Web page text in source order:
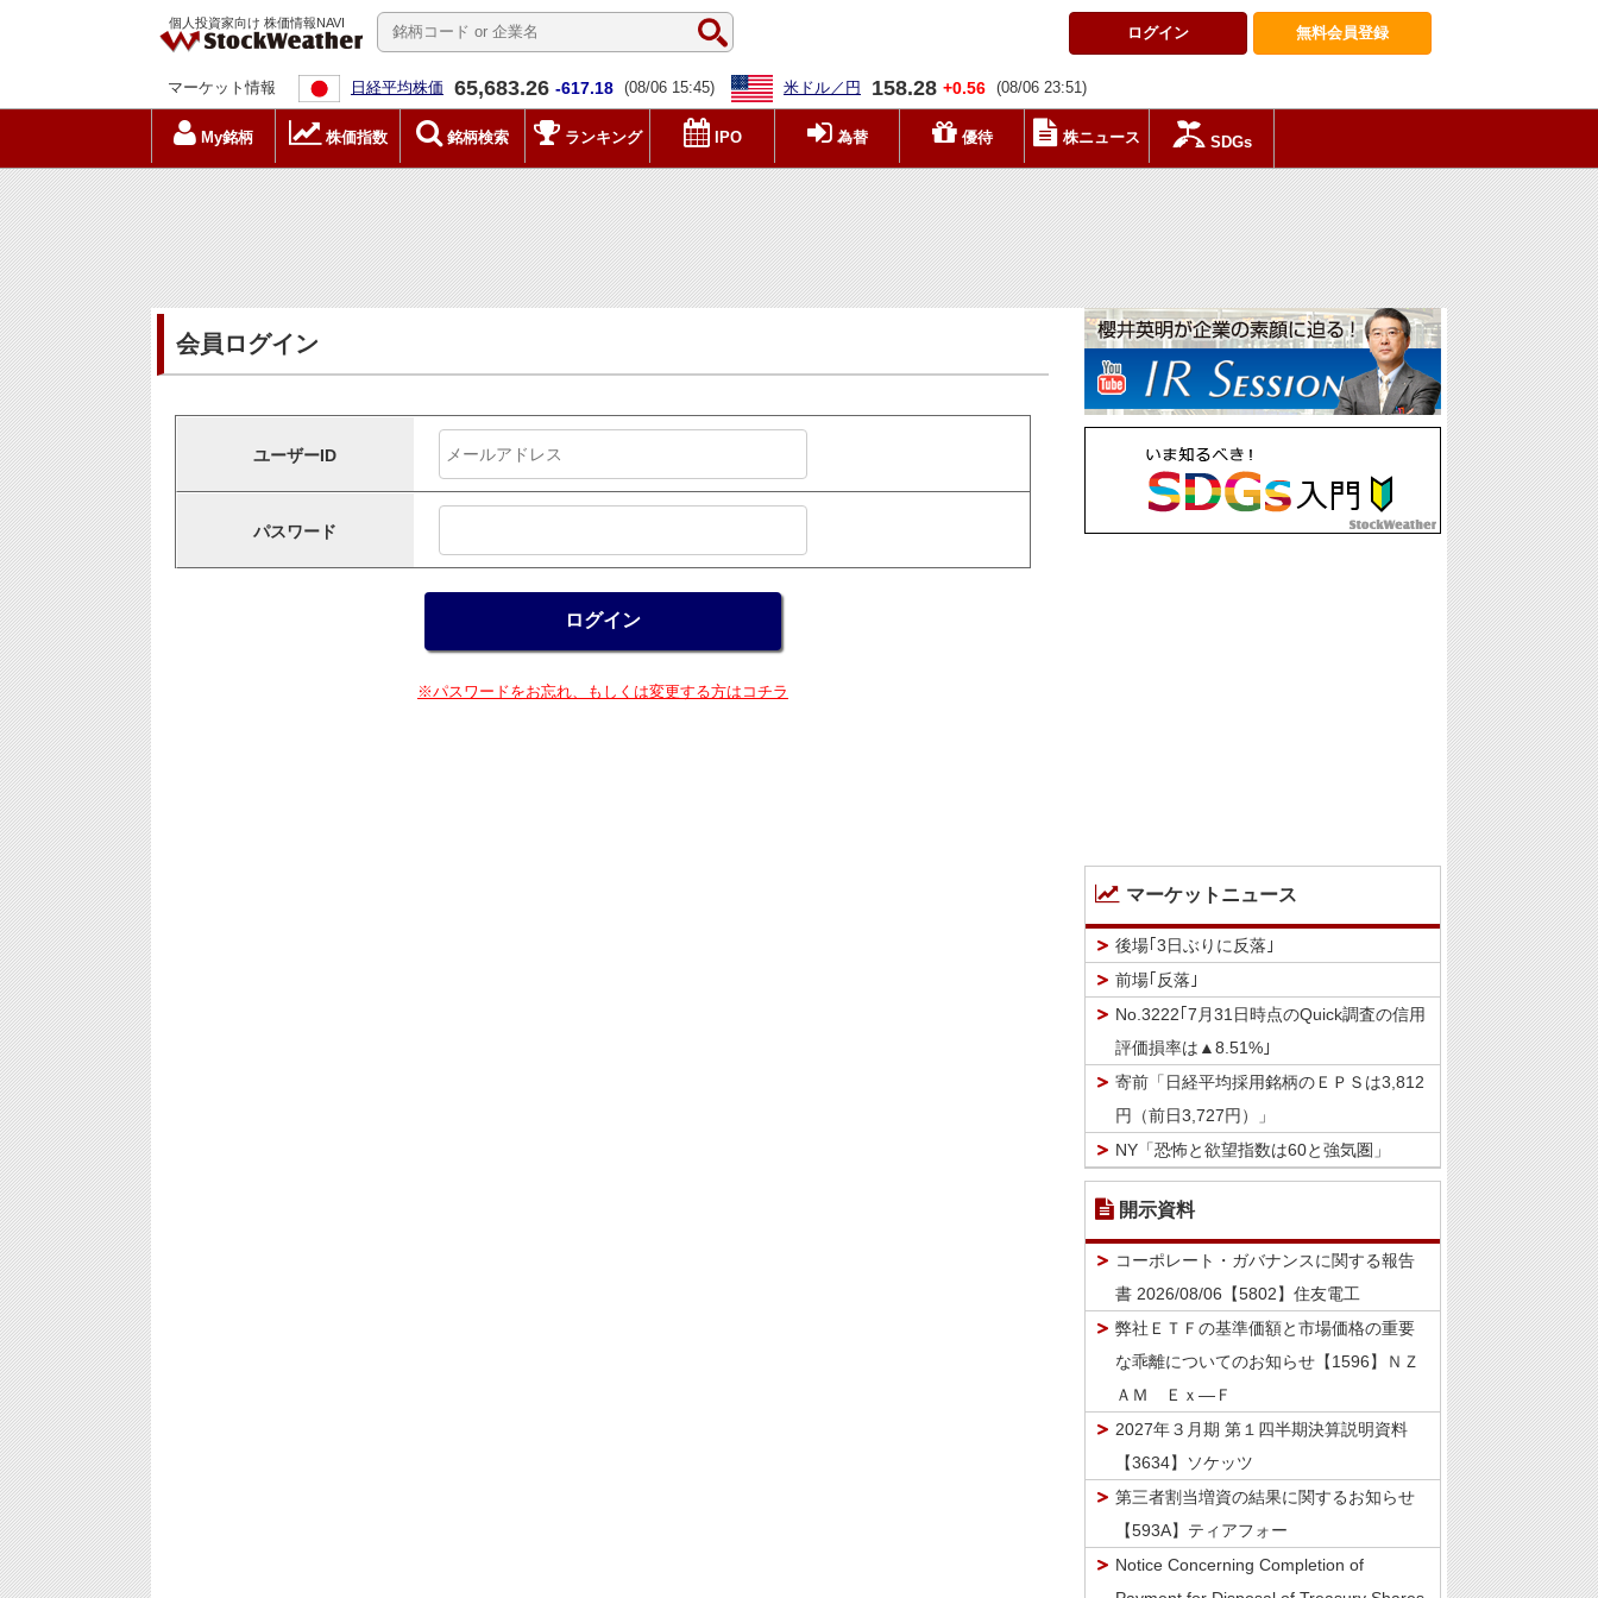
個人投資家向け 株価情報NAVI
無料会員登録
ログイン
マーケット情報 日経平均株価 65,683.26 -617.18 (08/06 15:45) 米ドル／円 158.28 +0.56 (08/06 23:51)
My銘柄 株価指数 銘柄検索 ランキング IPO 為替 優待 株ニュース SDGs
会員ログイン
ユーザーID
パスワード
※パスワードをお忘れ、もしくは変更する方はコチラ
マーケットニュース
後場｢3日ぶりに反落｣
前場｢反落｣
No.3222｢7月31日時点のQuick調査の信用
評価損率は▲8.51%｣
寄前「日経平均採用銘柄のＥＰＳは3,812
円（前日3,727円）」
NY「恐怖と欲望指数は60と強気圏」
開示資料
コーポレート・ガバナンスに関する報告
書 2026/08/06【5802】住友電工
弊社ＥＴＦの基準価額と市場価格の重要
な乖離についてのお知らせ【1596】ＮＺ
ＡＭ Ｅｘ―Ｆ
2027年３月期 第１四半期決算説明資料
【3634】ソケッツ
第三者割当増資の結果に関するお知らせ
【593A】ティアフォー
Notice Concerning Completion of